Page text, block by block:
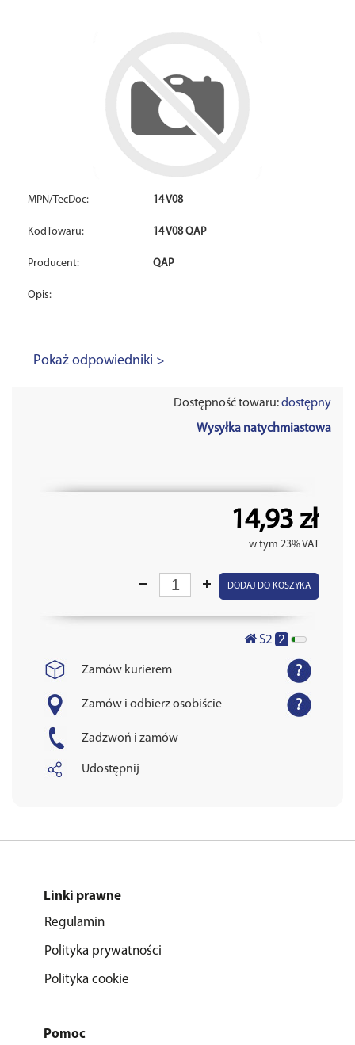
MPN/TecDoc: 14 V08
KodTowaru: 14 V08 QAP
Producent: QAP
Opis:
Pokaż odpowiedniki >
Dostępność towaru:dostępny
Wysyłka natychmiastowa
14,93 zł
w tym 23% VAT
DODAJ DO KOSZYKA
S2 2
Zamów kurierem
Zamów i odbierz osobiście
Zadzwoń i zamów
Udostępnij
Linki prawne
Regulamin
Polityka prywatności
Polityka cookie
Pomoc